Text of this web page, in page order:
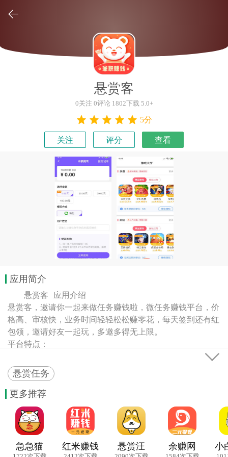

悬赏客
0关注 0评论 1802下载 5.0+
5分
关注 评分 查看
应用简介
悬赏客 应用介绍
悬赏客，邀请你一起来做任务赚钱啦，微任务赚钱平台，价
格高、审核快，业务时间轻轻松松赚零花，每天签到还有红
包领，邀请好友一起玩，多邀多得无上限。
平台特点：
EhMvR，领现金红包
2、玩游戏赚钱，高额奖励拿到手软
3、邀请赚钱，邀请1人赚10元

悬赏任务
更多推荐
急急猫 红米赚钱 悬赏汪 余赚网 小